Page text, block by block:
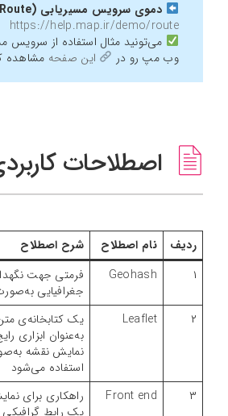
دموی سرویس مسیریابی (Route)
https://help.map.ir/demo/route
وب مپ رو در
این صفحه مشاهده
اصطلاحات
ردیف نام اصطلاح شرح اصطلاح
۱
Geohash
فرمتی جهت
جغرافیایی
۲
Leaflet
به‌عنوان ابزاری
نمایش نقشه
استفاده می‌شود
۳
Front end
راهکاری برای
یک رابط